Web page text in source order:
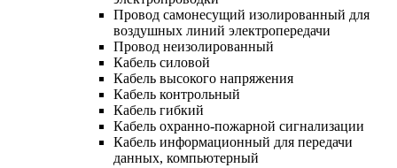
Провод самонесущий изолированный для
воздушных линий электропередачи
Провод неизолированный
Кабель силовой
Кабель высокого напряжения
Кабель контрольный
Кабель гибкий
Кабель охранно-пожарной сигнализации
Кабель информационный для передачи
данных, компьютерный